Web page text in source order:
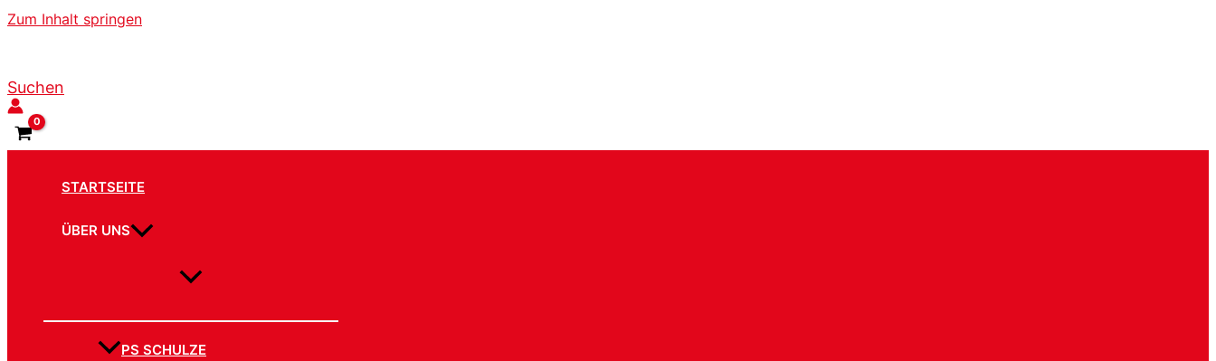
Zum Inhalt springen
Suchen
STARTSEITE
ÜBER UNS
PS SCHULZE